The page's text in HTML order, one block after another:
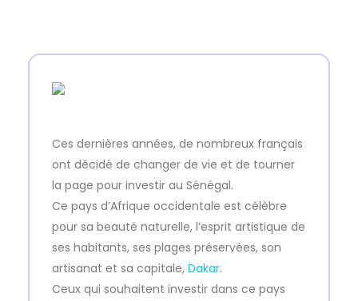
Ces dernières années, de nombreux français
ont décidé de changer de vie et de tourner
la page pour investir au Sénégal.
Ce pays d’Afrique occidentale est célèbre
pour sa beauté naturelle, l’esprit artistique de
ses habitants, ses plages préservées, son
artisanat et sa capitale, Dakar.
Ceux qui souhaitent investir dans ce pays